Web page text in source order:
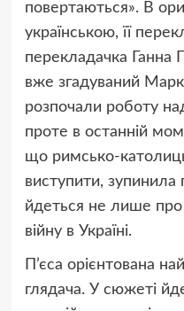
повертаються». В
українською, її
перекладачка Ганна
вже згадуваний
розпочали роботу
проте в останній
що римсько-
виступити, зупинила
йдеться не лише про
війну в Україні.
П’єса орієнтована
глядача. У сюжеті